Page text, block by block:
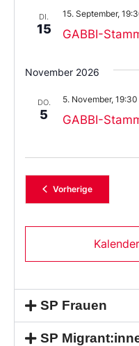
aus.
DI.
15 GABBI-
15. September,
November 2026
DO.
5 GABBI-
5. November, 19:30
Vorherige
SP Frauen
SP